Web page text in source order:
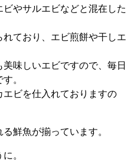
やサルエビなどと混在した
ており、エビ煎餅や干しエ
味しいエビですので、毎日
。
ビを仕入れておりますの
鮮魚が揃っています。
。